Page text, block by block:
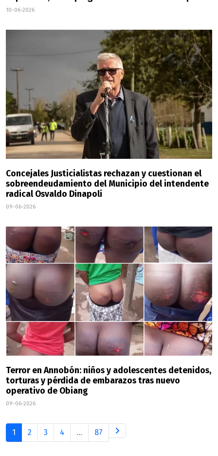
10-06-2026
Concejales Justicialistas rechazan y cuestionan el
sobreendeudamiento del Municipio del intendente
radical Osvaldo Dinapoli
09-06-2026
Terror en Annobón: niños y adolescentes detenidos,
torturas y pérdida de embarazos tras nuevo
operativo de Obiang
09-06-2026
1 2 3 4 ... 87